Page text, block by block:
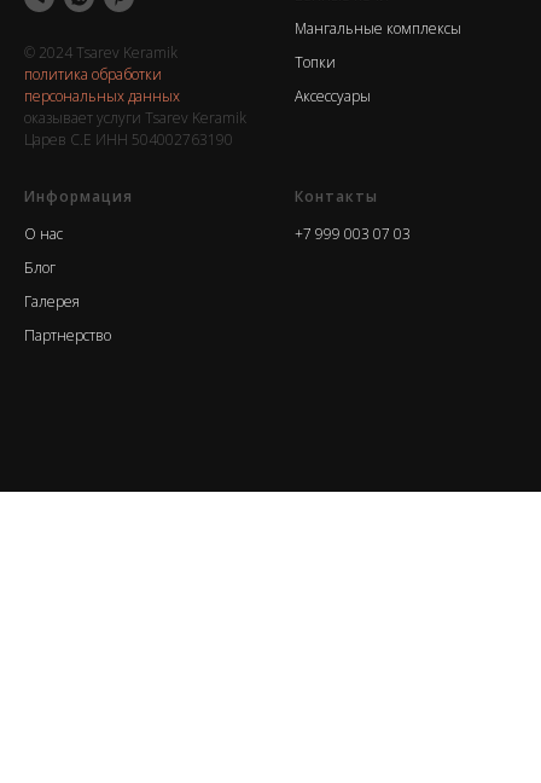
© 2024 Tsarev Keramik
политика обработки
персональных данных
оказывает услуги Tsarev Keramik
Царев С.Е ИНН 504002763190
Мангальные комплексы
Топки
Аксессуары
Информация
О нас
Блог
Галерея
Партнерство
Контакты
+7 999 003 07 03